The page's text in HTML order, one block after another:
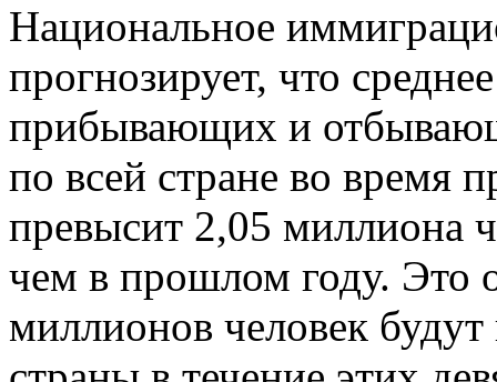
Национальное
прогнозирует, что
прибывающих и
по всей стране во время
превысит 2,05 миллиона
чем в прошлом году. Это
миллионов человек будут